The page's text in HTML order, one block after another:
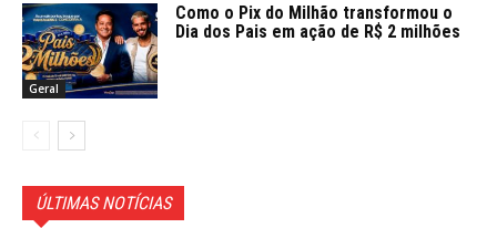
Geral
Como o Pix do Milhão transformou o
Dia dos Pais em ação de R$ 2 milhões
ÚLTIMAS NOTÍCIAS